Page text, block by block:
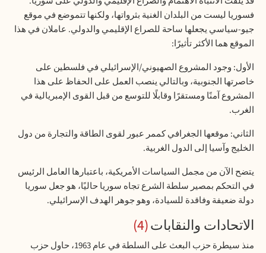
فسوريا ليست من البلدان الغنية بثرواتها، ولكنها تتموضع في موقع
جيو-سياسي يجعلها ساحة للصراع الإقليمي والدولي. عاملان في هذا
الموقع هما الأكثر تأثيرًا:
الأول: وجود المشروع الصهيوني/الإسرائيلي في فلسطين على
خاصرتها الجنوبية، وبالتالي ينصب العمل على الحفاظ على هذا
المشروع آمنًا ومستقرًا وقابلًا للتوسع من قبل القوى الإمبريالية في
الغرب.
الثاني: موقعها الجغرافي كممر عبور لقوى الطاقة والتجارة من دول
الخليج وآسيا إلى الدول الغربية.
يتضح الآن من مجمل السياسات الأمريكية، باعتبارها العامل الرئيس
في التحكم بمصير سلطة الشرع تجاه سوريا حاليًا، هو جعل سوريا
دولة ضعيفة وفاقدة للسيادة، وهو جوهر الهدف الإسرائيلي.
الاتحادات والنقابات 4
منذ سيطرة حزب البعث على السلطة في عام 1963، حاول حزب